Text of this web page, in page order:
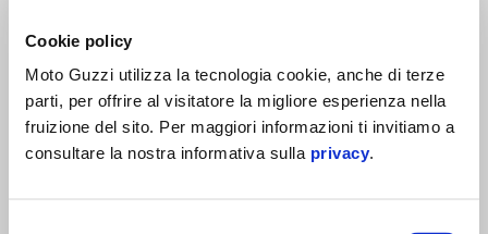
Cookie policy
Moto Guzzi utilizza la tecnologia cookie, anche di terze
parti, per offrire al visitatore la migliore esperienza nella
fruizione del sito. Per maggiori informazioni ti invitiamo a
consultare la nostra informativa sulla privacy.
Il Museo e lo storicostabilimento di Mandello del Lario,dove
tutte le Moto Guzzi nascono ininterrottamente dal1921, hanno
registrato l’ingresso di oltre 20.000 persone, numero
contingentato per ragioni di capienza massima, che hanno